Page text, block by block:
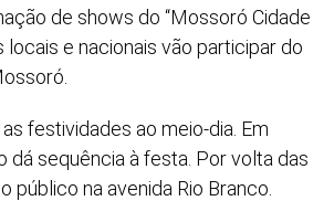
de shows do “Mossoró Cidade
locais e nacionais vão participar do
festividades ao meio-dia. Em
dá sequência à festa. Por volta das
público na avenida Rio Branco.